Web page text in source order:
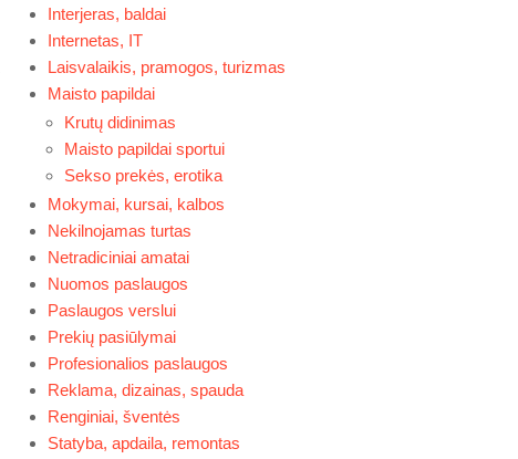
Interjeras, baldai
Internetas, IT
Laisvalaikis, pramogos, turizmas
Maisto papildai
Krutų didinimas
Maisto papildai sportui
Sekso prekės, erotika
Mokymai, kursai, kalbos
Nekilnojamas turtas
Netradiciniai amatai
Nuomos paslaugos
Paslaugos verslui
Prekių pasiūlymai
Profesionalios paslaugos
Reklama, dizainas, spauda
Renginiai, šventės
Statyba, apdaila, remontas